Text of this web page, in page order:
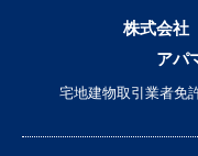
株式会社
アパ
宅地建物取引業者免